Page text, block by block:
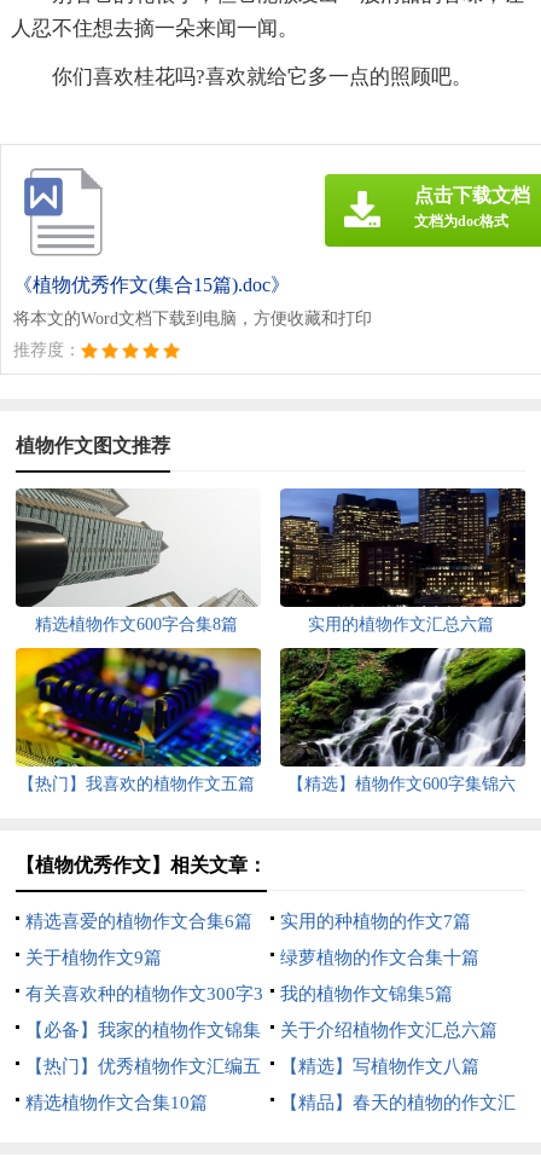
人忍不住想去摘一朵来闻一闻。
你们喜欢桂花吗?喜欢就给它多一点的照顾吧。
《植物优秀作文(集合15篇).doc》
将本文的Word文档下载到电脑，方便收藏和打印
推荐度：
点击下载文档
文档为doc格式
植物作文图文推荐
精选植物作文600字合集8篇 实用的植物作文汇总六篇
【热门】我喜欢的植物作文五篇
【精选】植物作文600字集锦六
【植物优秀作文】相关文章：
精选喜爱的植物作文合集6篇
实用的种植物的作文7篇
关于植物作文9篇
绿萝植物的作文合集十篇
有关喜欢种的植物作文300字3
篇
我的植物作文锦集5篇
【必备】我家的植物作文锦集
九篇
关于介绍植物作文汇总六篇
【热门】优秀植物作文汇编五
篇
【精选】写植物作文八篇
精选植物作文合集10篇
【精品】春天的植物的作文汇